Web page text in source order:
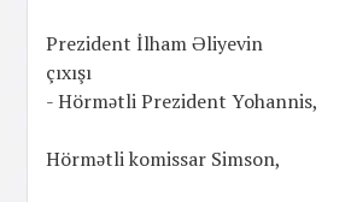
Prezident İlham Əliyevin
çıxışı
- Hörmətli Prezident Yohannis,
Hörmətli komissar Simson,